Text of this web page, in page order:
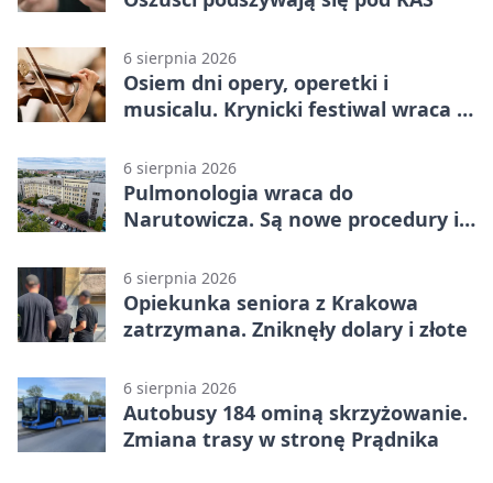
6 sierpnia 2026
Osiem dni opery, operetki i
musicalu. Krynicki festiwal wraca z
6 sierpnia 2026
Pulmonologia wraca do
Narutowicza. Są nowe procedury i
6 sierpnia 2026
Opiekunka seniora z Krakowa
zatrzymana. Zniknęły dolary i złote
6 sierpnia 2026
Autobusy 184 ominą skrzyżowanie.
Zmiana trasy w stronę Prądnika